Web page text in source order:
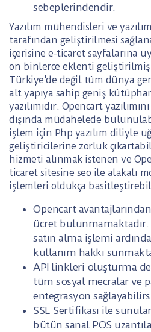
sebeplerindendir.
Yazılım mühendisleri ve
tarafından geliştirilmesi
içerisine e-ticaret sayfalarına
on binlerce eklenti
Türkiye'de değil tüm dünya
alt yapıya sahip geniş
yazılımıdır. Opencart
dışında müdahelede
işlem için Php yazılım diliyle
geliştiricilerine zorluk
hizmeti alınmak istenen ve
ticaret sitesine seo ile alakalı
işlemleri oldukça
Opencart
ücret
satın alma işlemi
kullanım hakkı
API linkleri oluşturma
tüm sosyal mecralar ve
entegrasyon
SSL Sertifikası ile
bütün sanal POS